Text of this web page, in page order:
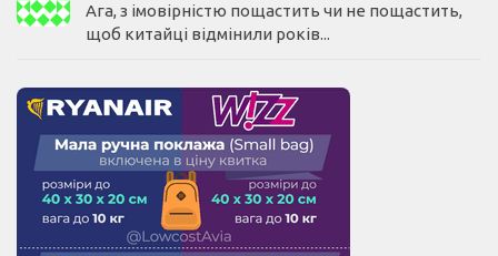
Ага, з імовірністю пощастить чи не пощастить,
щоб китайці відмінили років...